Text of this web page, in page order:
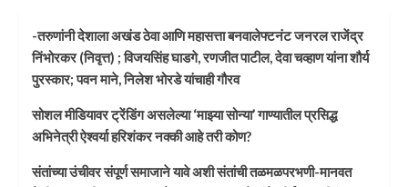
-तरुणांनी देशाला अखंड ठेवा आणि महासत्ता बनवालेफ्टनंट जनरल राजेंद्र
निंभोरकर (निवृत्त) ; विजयसिंह घाडगे, रणजीत पाटील, देवा चव्हाण यांना शौर्य
पुरस्कार; पवन माने, निलेश भोरडे यांचाही गौरव
सोशल मीडियावर ट्रेंडिंग असलेल्या ‘माझ्या सोन्या’ गाण्यातील प्रसिद्ध
अभिनेत्री ऐश्वर्या हरिशंकर नक्की आहे तरी कोण?
संतांच्या उंचीवर संपूर्ण समाजाने यावे अशी संतांची तळमळपरभणी-मानवत